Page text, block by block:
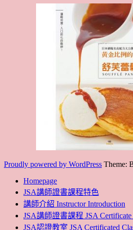
Proudly powered by WordPress Theme:
Homepage
JSA講師證書課程特色
講師介紹 Instructor Introduction
JSA講師證書課程 JSA Certificate
JSA認證教室 JSA Certificated